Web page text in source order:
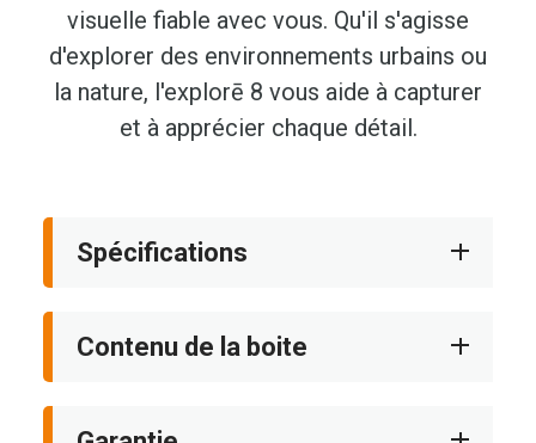
visuelle fiable avec vous. Qu'il s'agisse
d'explorer des environnements urbains ou
la nature, l'explorē 8 vous aide à capturer
et à apprécier chaque détail.
Spécifications
Contenu de la boite